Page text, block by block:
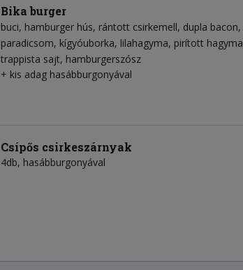
Bika burger
buci hamburger hús rántott csirkemell dupla bacon
paradicsom kígyóuborka lilahagyma pirított hagyma
trappista sajt hamburgerszósz
+ kis adag hasábburgonyával
Csípős csirkeszárnyak
4db, hasábburgonyával